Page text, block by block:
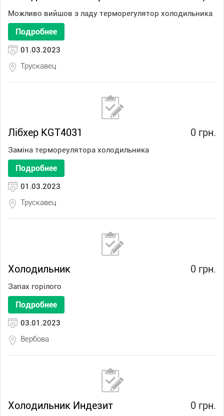
Можливо вийшов з ладу терморегулятор холодильника
Подробнее
01.03.2023
Трускавец
0 грн.
Лібхер KGT4031
Заміна термореулятора холодильника
Подробнее
01.03.2023
Трускавец
0 грн.
Холодильник
Запах горілого
Подробнее
03.01.2023
Вербова
0 грн.
Холодильник Индезит